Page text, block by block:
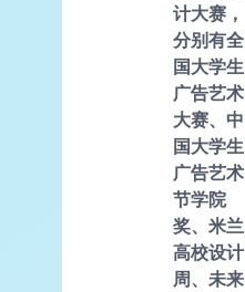
计大赛，
分别有全
国大学生
广告艺术
大赛、中
国大学生
广告艺术
节学院
奖、米兰
高校设计
周、未来